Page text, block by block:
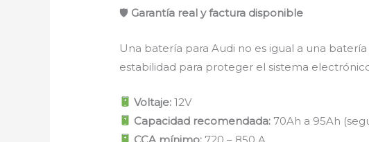
🛡 Garantía real y factura disponible
Una batería para Audi no es igual a una
estabilidad para proteger el sistema
Voltaje: 12V
Capacidad recomendada: 70Ah a 95Ah
CCA mínimo: 720 – 850 A